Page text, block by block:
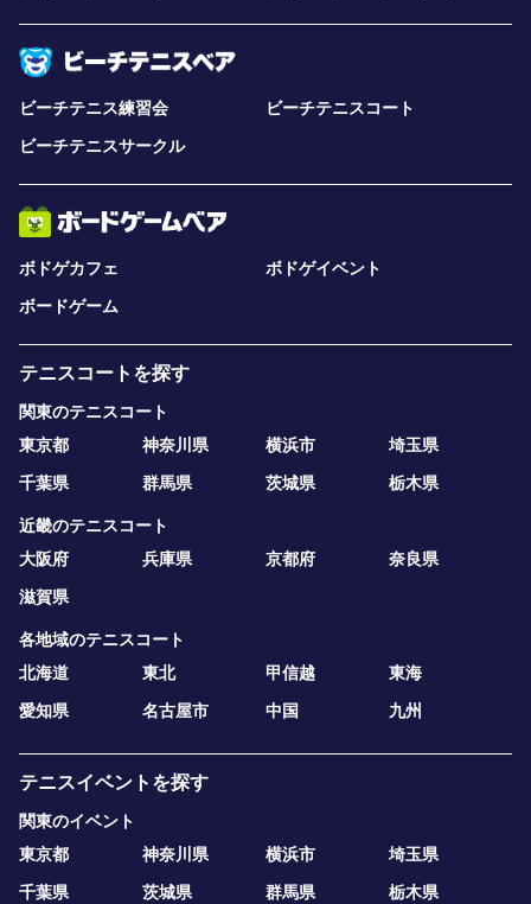
ビーチテニス練習会
ビーチテニスコート
ビーチテニスサークル
ボドゲカフェ
ボドゲイベント
ボードゲーム
テニスコートを探す
関東のテニスコート
東京都
神奈川県 横浜市
埼玉県
千葉県
群馬県 茨城県 栃木県
近畿のテニスコート
大阪府
兵庫県 京都府
奈良県
滋賀県
各地域のテニスコート
北海道
東北 甲信越
東海
愛知県
名古屋市 中国 九州
テニスイベントを探す
関東のイベント
東京都
神奈川県 横浜市
埼玉県
千葉県
茨城県 群馬県 栃木県